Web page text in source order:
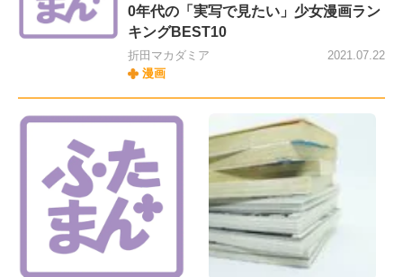
0年代の「実写で見たい」少女漫画ラン
キングBEST10
折田マカダミア
漫画
2021.07.22